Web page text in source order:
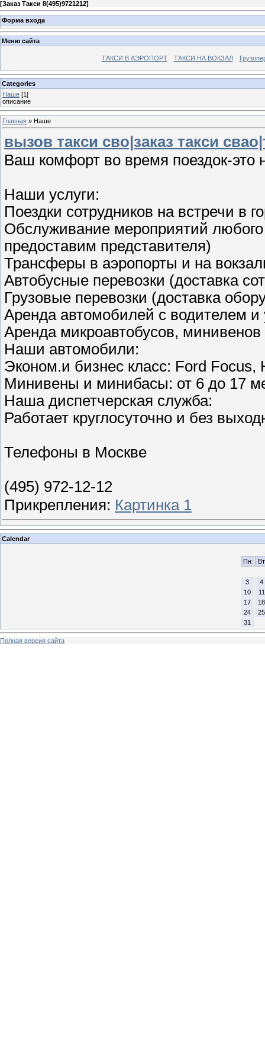
[Заказ Такси 8(495)9721212]
Форма входа
Меню сайта
ТАКСИ В АЭРОПОРТ ТАКСИ НА ВОКЗАЛ
Categories
Наше [1]
описание
Главная » Наше
вызов такси сво|заказ такси
Ваш комфорт во время поездок-это
Наши услуги:
Поездки сотрудников на встречи в
Обслуживание мероприятий
предоставим представителя)
Трансферы в аэропорты и на
Автобусные перевозки (доставка
Грузовые перевозки (доставка
Аренда автомобилей с водителем и
Аренда микроавтобусов,
Наши автомобили:
Эконом.и бизнес класс: Ford Focus,
Минивены и минибасы: от 6 до 17
Наша диспетчерская служба:
Работает круглосуточно и без
Телефоны в Москве
(495) 972-12-12
Прикрепления: Картинка 1
Calendar
Пн
Вт
3
4
10
11
17
18
24
25
31
Полная версия сайта